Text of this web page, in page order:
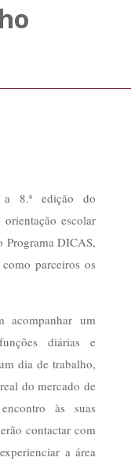
a 8.ª edição do
escolar
Programa DICAS,
parceiros os
acompanhar um
diárias e
dia de trabalho,
do mercado de
às suas
contactar com
a área